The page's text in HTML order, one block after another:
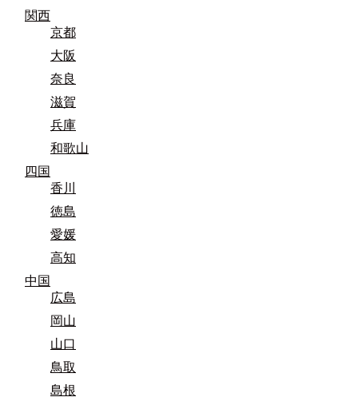
関西
京都
大阪
奈良
滋賀
兵庫
和歌山
四国
香川
徳島
愛媛
高知
中国
広島
岡山
山口
鳥取
島根